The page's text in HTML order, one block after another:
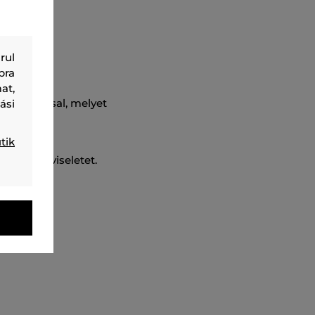
melyet
Az
a
viseletet.